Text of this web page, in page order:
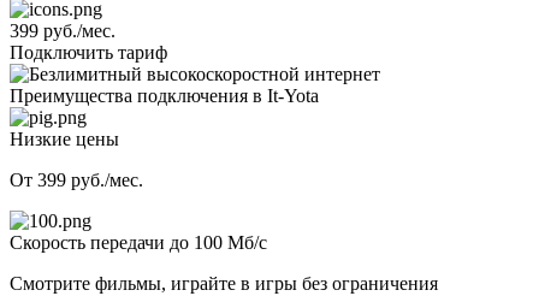
399 руб./мес.
Подключить тариф
Преимущества подключения в It-Yota
Низкие цены
От 399 руб./мес.
Скорость передачи до 100 Мб/с
Смотрите фильмы, играйте в игры без ограничения